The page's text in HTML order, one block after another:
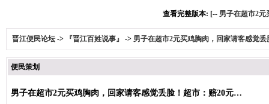
查看完整版本: [-- 男子在超市2
晋江便民论坛 -> 『晋江百姓说事』 -> 男子在超市2元买鸡胸肉，回家请客感觉
便民策划
男子在超市2元买鸡胸肉，回家请客感觉丢脸！超市：赔20元…